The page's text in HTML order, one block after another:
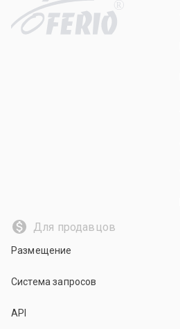
R
Для продавцов
Размещение
Система запросов
API